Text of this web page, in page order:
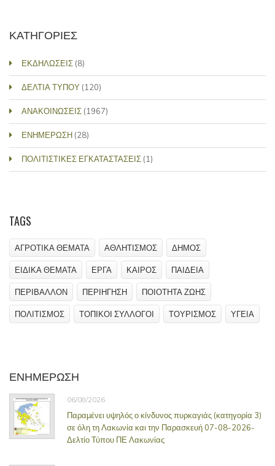
ΚΑΤΗΓΟΡΙΕΣ
ΕΚΔΗΛΩΣΕΙΣ (8)
ΔΕΛΤΙΑ ΤΥΠΟΥ (120)
ΑΝΑΚΟΙΝΩΣΕΙΣ (1967)
ΕΝΗΜΕΡΩΣΗ (28)
ΠΟΛΙΤΙΣΤΙΚΕΣ ΕΓΚΑΤΑΣΤΑΣΕΙΣ (1)
TAGS
ΑΓΡΟΤΙΚΑ ΘΕΜΑΤΑ ΑΘΛΗΤΙΣΜΟΣ ΔΗΜΟΣ
ΕΙΔΙΚΑ ΘΕΜΑΤΑ ΕΡΓΑ ΚΑΙΡΟΣ ΠΑΙΔΕΙΑ
ΠΕΡΙΒΑΛΛΟΝ ΠΕΡΙΗΓΗΣΗ ΠΟΙΟΤΗΤΑ ΖΩΗΣ
ΠΟΛΙΤΙΣΜΟΣ ΤΟΠΙΚΟΙ ΣΥΛΛΟΓΟΙ ΤΟΥΡΙΣΜΟΣ ΥΓΕΙΑ
ΕΝΗΜΕΡΩΣΗ
06/08/2026
Παραμένει υψηλός ο κίνδυνος πυρκαγιάς (κατηγορία 3)
σε όλη τη Λακωνία και την Παρασκευή 07-08-2026-
Δελτίο Τύπου ΠΕ Λακωνίας